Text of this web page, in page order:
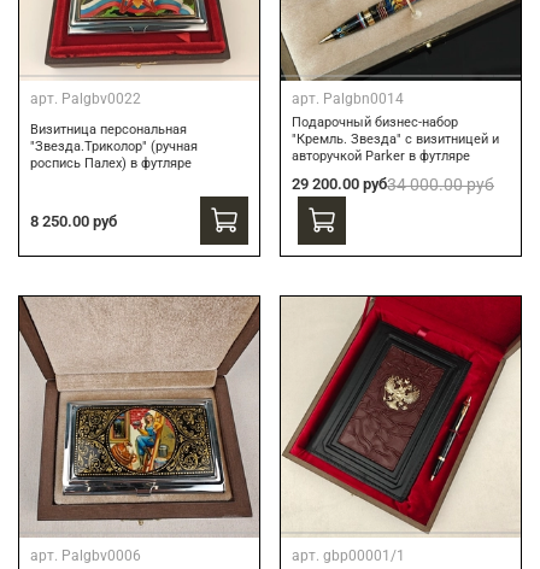
арт. Palgbv0022
Визитница персональная
"Звезда.Триколор" (ручная
роспись Палех) в футляре
8 250.00 руб
арт. Palgbn0014
Подарочный бизнес-набор
"Кремль. Звезда" с визитницей и
авторучкой Parker в футляре
29 200.00 руб34 000.00 руб
арт. Palgbv0006 арт. gbp00001/1